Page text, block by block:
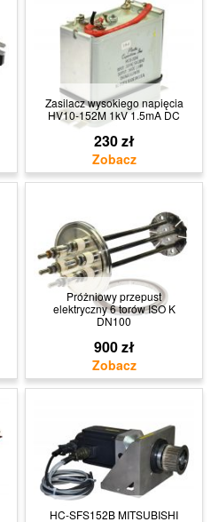
Zasilacz wysokiego napięcia
HV10-152M 1kV 1.5mA DC
230 zł
Próżniowy przepust
elektryczny 6 torów ISO K
DN100
900 zł
HC-SFS152B MITSUBISHI